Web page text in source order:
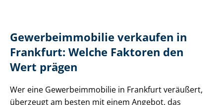
Ge­wer­be­im­mo­bi­lie verkaufen in
Frankfurt: Welche Faktoren den
Wert prägen
Wer eine Ge­wer­be­im­mo­bi­lie in Frankfurt veräußert,
überzeugt am besten mit einem Angebot, das